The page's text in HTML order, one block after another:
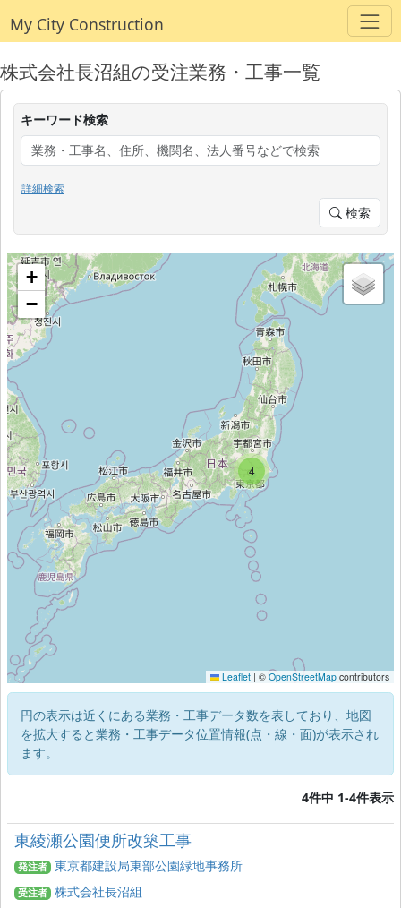
My City Construction
株式会社長沼組の受注業務・工事一覧
キーワード検索
詳細検索
検索
4
+
−
Leaflet | © OpenStreetMap contributors
円の表示は近くにある業務・工事データ数を表しており、地図
を拡大すると業務・工事データ位置情報(点・線・面)が表示され
ます。
4件中 1-4件表示
東綾瀬公園便所改築工事
発注者 東京都建設局東部公園緑地事務所
受注者 株式会社長沼組